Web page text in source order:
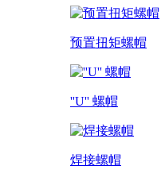
预置扭矩螺帽
''U'' 螺帽
焊接螺帽